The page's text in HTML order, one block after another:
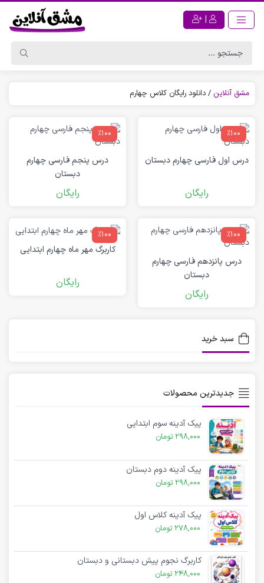
|
مشق آنلاین / دانلود رایگان کلاس چهارم
٪100
درس اول فارسی چهارم دبستان
رایگان
٪100
درس پنجم فارسی چهارم
دبستان
رایگان
٪100
درس پانزدهم فارسی چهارم
دبستان
رایگان
٪100
کاربرگ مهر ماه چهارم ابتدایی
رایگان
سبد خرید
جدیدترین محصولات
پیک آدینه سوم ابتدایی
298,000 تومان
پیک آدینه دوم دبستان
298,000 تومان
پیک آدینه کلاس اول
278,000 تومان
کاربرگ نجوم پیش دبستانی و دبستان
248,000 تومان